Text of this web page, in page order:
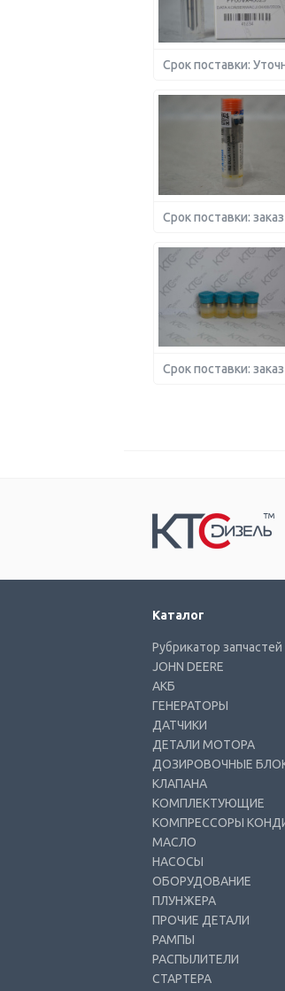
Срок поставки:
Срок поставки:
Срок поставки:
Каталог
Рубрикатор запчастей
JOHN DEERE
АКБ
ГЕНЕРАТОРЫ
ДАТЧИКИ
ДЕТАЛИ МОТОРА
ДОЗИРОВОЧНЫЕ
КЛАПАНА
КОМПЛЕКТУЮЩИЕ
КОМПРЕССОРЫ
МАСЛО
НАСОСЫ
ОБОРУДОВАНИЕ
ПЛУНЖЕРА
ПРОЧИЕ ДЕТАЛИ
РАМПЫ
РАСПЫЛИТЕЛИ
СТАРТЕРА